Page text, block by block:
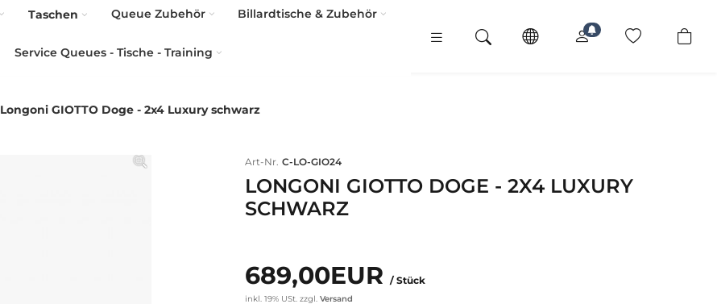
Taschen Queue Zubehör Billardtische & Zubehör
Service Queues - Tische - Training
Longoni GIOTTO Doge - 2x4 Luxury schwarz
Art-Nr. C-LO-GIO24
LONGONI GIOTTO DOGE - 2X4 LUXURY
SCHWARZ
689,00EUR / Stück
inkl. 19% USt. zzgl. Versand